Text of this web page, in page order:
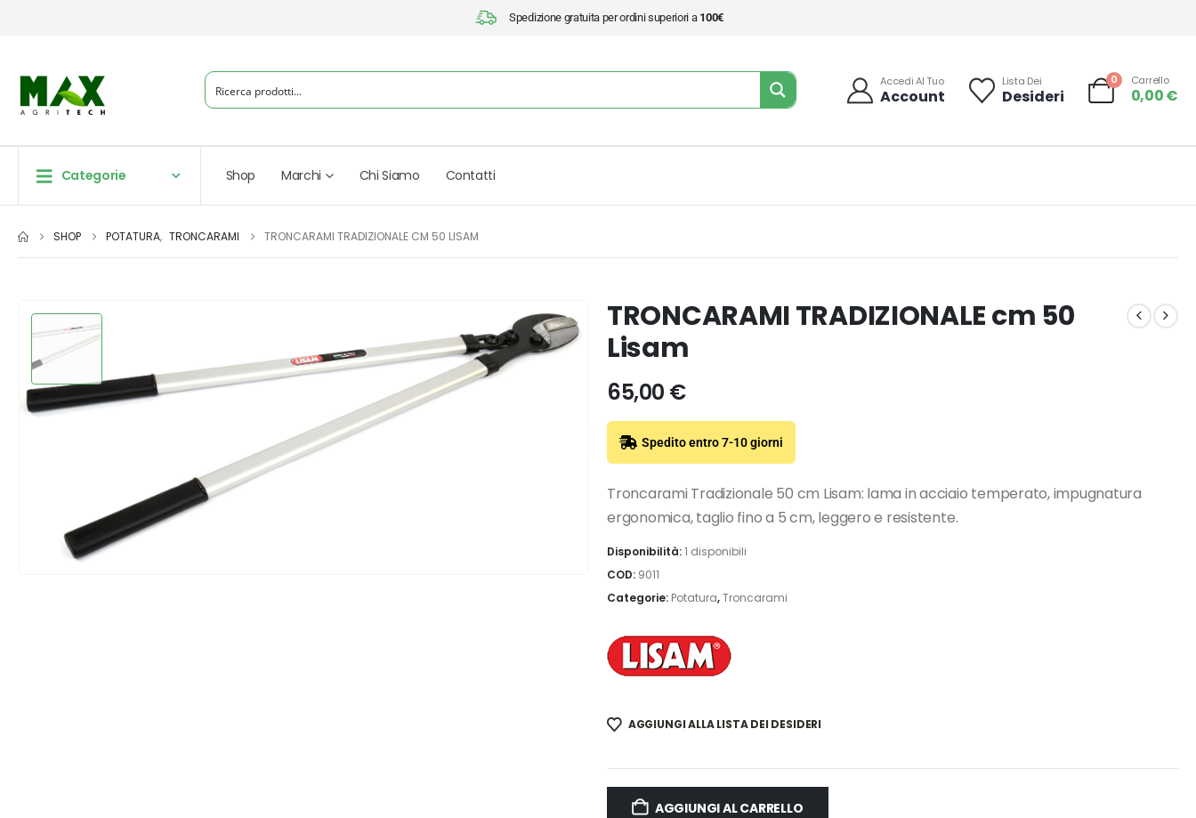
Spedizione gratuita per ordini superiori a 100€
Accedi Al Tuo
Account
Lista Dei
Desideri
0 Carrello
0,00€
Categorie Shop Marchi Chi Siamo Contatti
SHOP POTATURA, TRONCARAMI TRONCARAMI TRADIZIONALE CM 50 LISAM
TRONCARAMI TRADIZIONALE cm 50
Lisam
65,00 €
Spedito entro 7-10 giorni
Troncarami Tradizionale 50 cm Lisam: lama in acciaio temperato, impugnatura
ergonomica, taglio fino a 5 cm, leggero e resistente.
Disponibilità:1 disponibili
COD: 9011
Categorie: Potatura,Troncarami
AGGIUNGI ALLA LISTA DEI DESIDERI
AGGIUNGI AL CARRELLO